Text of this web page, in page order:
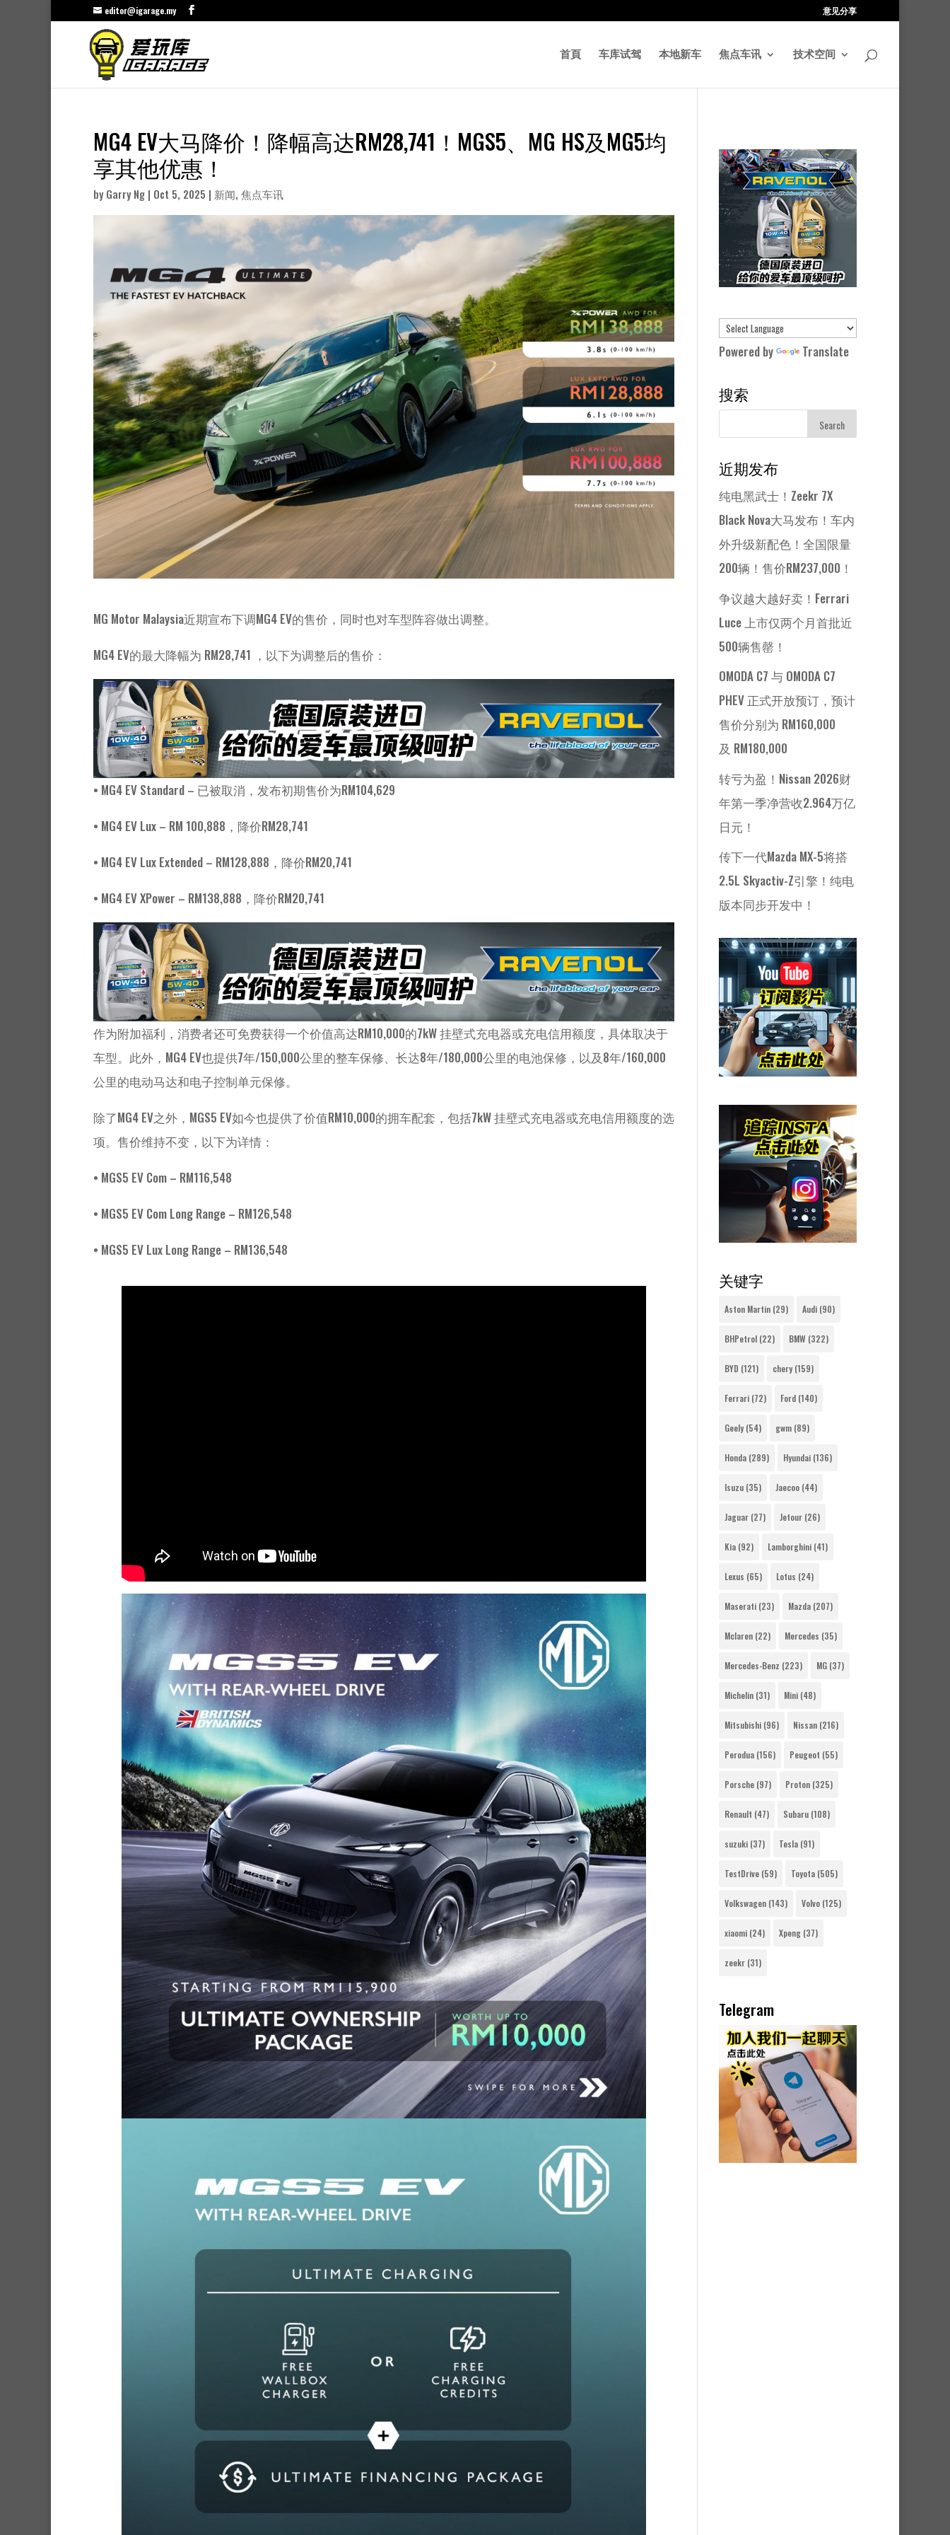
editor@igarage.my 意见分享
首頁 车库试驾 本地新车 焦点车讯 技术空间
MG4 EV大马降价！降幅高达RM28,741！MGS5、MG HS及MG5均
享其他优惠！
byGarry Ng | Oct 5, 2025 | 新闻, 焦点车讯
MG Motor Malaysia近期宣布下调MG4 EV的售价，同时也对车型阵容做出调整。
MG4 EV的最大降幅为 RM28,741 ，以下为调整后的售价：
• MG4 EV Standard – 已被取消，发布初期售价为RM104,629
• MG4 EV Lux – RM 100,888，降价RM28,741
• MG4 EV Lux Extended – RM128,888，降价RM20,741
• MG4 EV XPower – RM138,888，降价RM20,741
作为附加福利，消费者还可免费获得一个价值高达RM10,000的7kW 挂壁式充电器或充电信用额度，具体取决于
车型。此外，MG4 EV也提供7年/150,000公里的整车保修、长达8年/180,000公里的电池保修，以及8年/160,000
公里的电动马达和电子控制单元保修。
除了MG4 EV之外，MGS5 EV如今也提供了价值RM10,000的拥车配套，包括7kW 挂壁式充电器或充电信用额度的选
项。售价维持不变，以下为详情：
• MGS5 EV Com – RM116,548
• MGS5 EV Com Long Range – RM126,548
• MGS5 EV Lux Long Range – RM136,548
Powered by Translate
搜索
近期发布
纯电黑武士！Zeekr 7X
Black Nova大马发布！车内
外升级新配色！全国限量
200辆！售价RM237,000！
争议越大越好卖！Ferrari
Luce 上市仅两个月首批近
500辆售罄！
OMODA C7 与 OMODA C7
PHEV 正式开放预订，预计
售价分别为 RM160,000
及 RM180,000
转亏为盈！Nissan 2026财
年第一季净营收2.964万亿
日元！
传下一代Mazda MX-5将搭
2.5L Skyactiv-Z引擎！纯电
版本同步开发中！
关键字
Aston Martin(29) Audi(90)
BHPetrol(22) BMW (322)
BYD (121) chery(159)
Ferrari(72) Ford(140)
Geely(54) gwm(89)
Honda(289) Hyundai(136)
Isuzu(35) Jaecoo(44)
Jaguar(27) Jetour(26)
Kia(92) Lamborghini(41)
Lexus (65) Lotus (24)
Maserati(23) Mazda(207)
Mclaren(22) Mercedes (35)
Mercedes-Benz (223) MG(37)
Michelin(31) Mini(48)
Mitsubishi(96) Nissan(216)
Perodua(156) Peugeot (55)
Porsche(97) Proton(325)
Renault (47) Subaru(108)
suzuki(37) Tesla(91)
TestDrive(59) Toyota(505)
Volkswagen(143) Volvo(125)
xiaomi(24) Xpeng(37)
zeekr(31)
Telegram